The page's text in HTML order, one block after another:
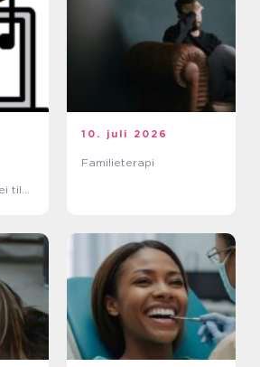
10. juli 2026
Familieterapi